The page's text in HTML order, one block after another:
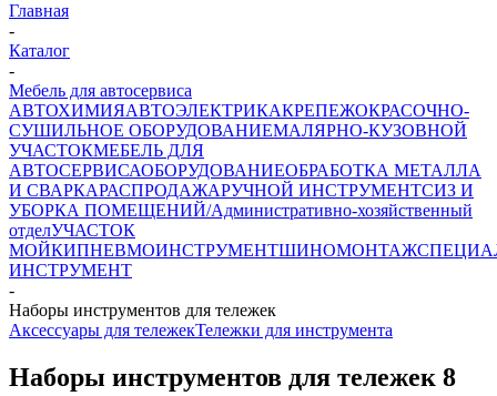
Главная
-
Каталог
-
Мебель для автосервиса
АВТОХИМИЯАВТОЭЛЕКТРИКАКРЕПЕЖОКРАСОЧНО-
СУШИЛЬНОЕ ОБОРУДОВАНИЕМАЛЯРНО-КУЗОВНОЙ
УЧАСТОКМЕБЕЛЬ ДЛЯ
АВТОСЕРВИСАОБОРУДОВАНИЕОБРАБОТКА МЕТАЛЛА
И СВАРКАРАСПРОДАЖАРУЧНОЙ ИНСТРУМЕНТСИЗ И
УБОРКА ПОМЕЩЕНИЙ/Административно-хозяйственный
отделУЧАСТОК
МОЙКИПНЕВМОИНСТРУМЕНТШИНОМОНТАЖ
ИНСТРУМЕНТ
-
Наборы инструментов для тележек
Аксессуары для тележекТележки для инструмента
Наборы инструментов для тележек 8